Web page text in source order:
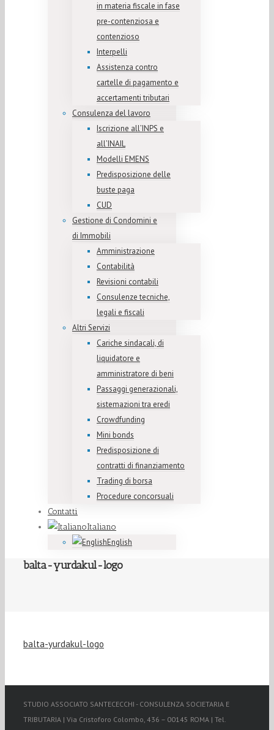
in materia fiscale in fase
pre-contenziosa e
contenzioso
Interpelli
Assistenza contro
cartelle di pagamento e
accertamenti tributari
Consulenza del lavoro
Iscrizione all’INPS e
all’INAIL
Modelli EMENS
Predisposizione delle
buste paga
CUD
Gestione di Condomini e
di Immobili
Amministrazione
Contabilità
Revisioni contabili
Consulenze tecniche,
legali e fiscali
Altri Servizi
Cariche sindacali, di
liquidatore e
amministratore di beni
Passaggi generazionali,
sistemazioni tra eredi
Crowdfunding
Mini bonds
Predisposizione di
contratti di finanziamento
Trading di borsa
Procedure concorsuali
Contatti
Italiano
English
balta-yurdakul-logo
balta-yurdakul-logo
STUDIO ASSOCIATO SANTECECCHI - CONSULENZA SOCIETARIA E
TRIBUTARIA | Via Cristoforo Colombo, 436 – 00145 ROMA | Tel.